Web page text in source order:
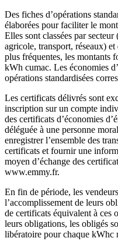
Des fiches d’opérations
élaborées pour faciliter le
Elles sont classées par
agricole, transport, réseaux)
plus fréquentes, les montants
kWh cumac. Les économies
opérations standardisées
Les certificats délivrés sont
inscription sur un compte
des certificats d’économies
déléguée à une personne
enregistrer l’ensemble des
certificats et fournir une
moyen d’échange des
www.emmy.fr.
En fin de période, les
l’accomplissement de leurs
de certificats équivalent à ces
leurs obligations, les obligés
libératoire pour chaque kWhc